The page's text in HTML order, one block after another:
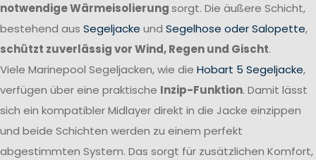
notwendige Wärmeisolierungsorgt. Die äußere Schicht,
bestehend aus Segeljacke und Segelhose oder Salopette,
schützt zuverlässig vor Wind, Regen und Gischt.
Viele Marinepool Segeljacken, wie die Hobart 5 Segeljacke,
verfügen über eine praktische Inzip-Funktion. Damit lässt
sich ein kompatibler Midlayer direkt in die Jacke einzippen
und beide Schichten werden zu einem perfekt
abgestimmten System. Das sorgt für zusätzlichen Komfort,